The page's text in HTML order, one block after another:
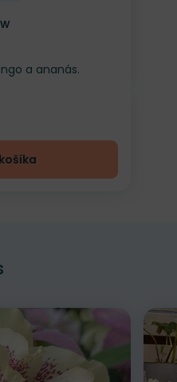
a ananás.